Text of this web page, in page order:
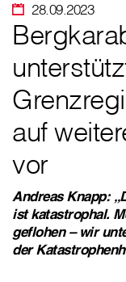
28.09.2023
auf
vor
Andreas Knapp:
ist katastrophal.
geflohen – wir
der